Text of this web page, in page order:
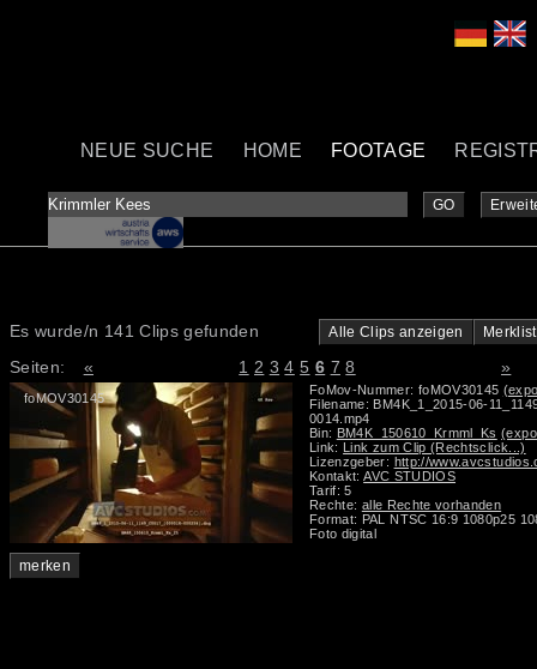
NEUE SUCHE HOME FOOTAGE
GO
Es wurde/n 141 Clips gefunden Alle Clips anzeigen
Seiten: « 1 2 3 4 5 6 7 8 »
foMOV30145
merken
FoMov-Nummer: foMOV30145
Filename: BM4K_1_2015-06-
0014.mp4
Bin: BM4K_150610_Krmml_Ks
Link: Link zum Clip (Rechtsclick...)
Lizenzgeber: http://
Kontakt:AVC STUDIOS
Tarif: 5
Rechte: alle Rechte vorhanden
Format: PAL NTSC 16:9 1080p25
Foto digital